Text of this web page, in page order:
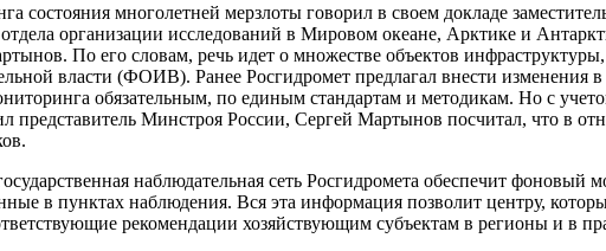
состояния многолетней мерзлоты говорил в своем докладе
организации исследований в Мировом океане, Арктике и
По его словам, речь идет о множестве объектов
власти (ФОИВ). Ранее Росгидромет предлагал внести
обязательным, по единым стандартам и методикам. Но с
представитель Минстроя России, Сергей Мартынов посчитал, что в
наблюдательная сеть Росгидромета обеспечит фоновый
в пунктах наблюдения. Вся эта информация позволит центру,
рекомендации хозяйствующим субъектам в регионы и в